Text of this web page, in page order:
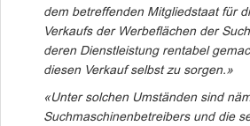
dem betreffenden Mitgliedstaat für
Verkaufs der Werbeflächen der
deren Dienstleistung rentabel
diesen Verkauf selbst zu sorgen.»
«Unter solchen Umständen sind
Suchmaschinenbetreibers und die